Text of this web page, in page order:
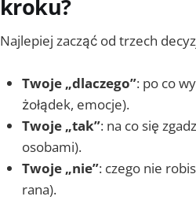
kroku?
Najlepiej zacząć od trzech
Twoje „dlaczego”: po co
żołądek, emocje).
Twoje „tak”: na co się
osobami).
Twoje „nie”: czego nie
rana).